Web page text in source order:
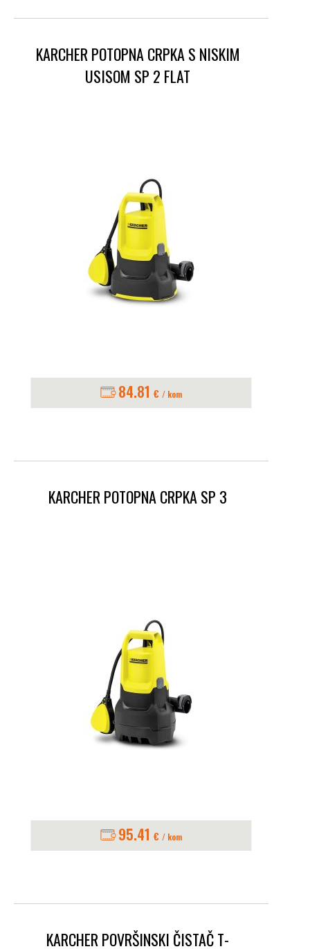
KARCHER POTOPNA CRPKA S NISKIM
USISOM SP 2 FLAT
84.81 € / kom
KARCHER POTOPNA CRPKA SP 3
95.41 € / kom
KARCHER POVRŠINSKI ČISTAČ T-